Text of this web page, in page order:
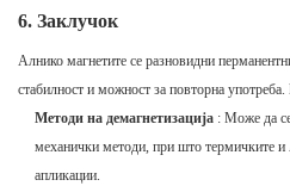
6. Заклучок
Алнико магнетите се разновидни
стабилност и можност за повторна
Методи на демагнетизација : Може да
механички методи, при што термичките и
апликации.